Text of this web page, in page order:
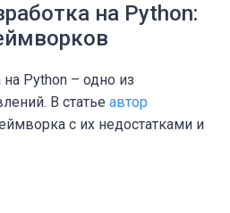
на Python:
Python – одно из
В статье автор
с их недостатками и